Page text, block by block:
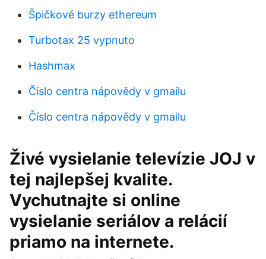
Špičkové burzy ethereum
Turbotax 25 vypnuto
Hashmax
Číslo centra nápovědy v gmailu
Číslo centra nápovědy v gmailu
Živé vysielanie televízie JOJ v
tej najlepšej kvalite.
Vychutnajte si online
vysielanie seriálov a relácií
priamo na internete.